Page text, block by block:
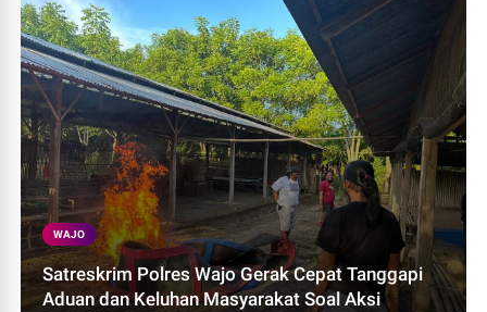
WAJO
Satreskrim Polres Wajo Gerak Cepat Tanggapi
Aduan dan Keluhan Masyarakat Soal Aksi